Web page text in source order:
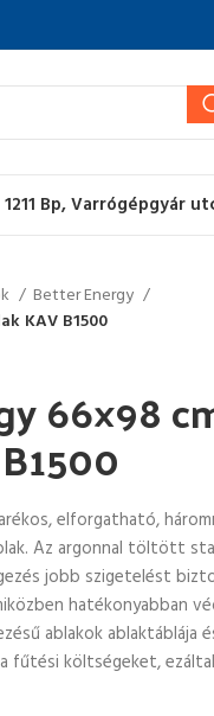
1211 Bp, Varrógépgyár
Better Energy
KAV B1500
66×98
elforgatható,
Az argonnal töltött
jobb szigetelést
hatékonyabban
ablakok ablaktáblája
fűtési költségeket,